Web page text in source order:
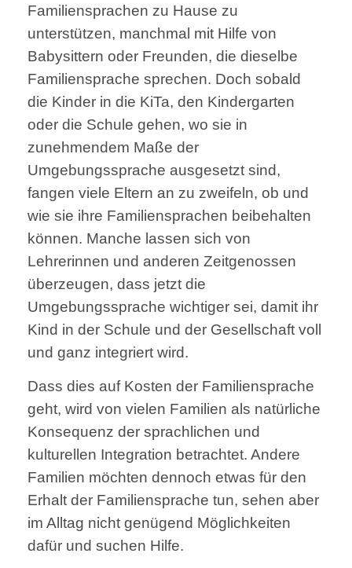
Familiensprachen zu Hause zu
unterstützen, manchmal mit Hilfe von
Babysittern oder Freunden, die dieselbe
Familiensprache sprechen. Doch sobald
die Kinder in die KiTa, den Kindergarten
oder die Schule gehen, wo sie in
zunehmendem Maße der
Umgebungssprache ausgesetzt sind,
fangen viele Eltern an zu zweifeln, ob und
wie sie ihre Familiensprachen beibehalten
können. Manche lassen sich von
Lehrerinnen und anderen Zeitgenossen
überzeugen, dass jetzt die
Umgebungssprache wichtiger sei, damit ihr
Kind in der Schule und der Gesellschaft voll
und ganz integriert wird.
Dass dies auf Kosten der Familiensprache
geht, wird von vielen Familien als natürliche
Konsequenz der sprachlichen und
kulturellen Integration betrachtet. Andere
Familien möchten dennoch etwas für den
Erhalt der Familiensprache tun, sehen aber
im Alltag nicht genügend Möglichkeiten
dafür und suchen Hilfe.